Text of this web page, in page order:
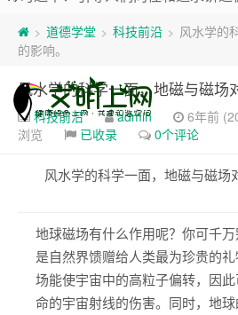
> 道德学堂 > 科技前沿 > 风水学的
的影响。
风水学的科学一面，地磁与磁场
科技前沿 admin 6年前
浏览
已收录 0个评论
风水学的科学一面，地磁与磁场
地球磁场有什么作用呢？你可千
是自然界馈赠给人类最为珍贵的
场能使宇宙中的高粒子偏转，因
命的宇宙射线的伤害。同时，地